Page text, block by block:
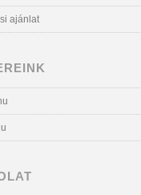
ajánlat